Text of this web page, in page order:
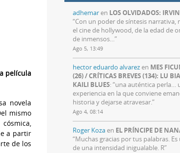
película
novela
mismo
a partir
de los
adhemaren LOS OLVIDADOS:
“Con un poder de síntesis narrativa,
el cine de hollywood, de la edad de
de inmensos…”
Ago 5, 13:49
hector eduardo alvarezen MES
(26) / CRÍTICAS BREVES (134): LU
KAILI BLUES: “una auténtica perla…
experiencia en la que conviene
historia y dejarse atravesar.”
Ago 4, 08:14
Roger Kozaen EL PRÍNCIPE DE
“Muchas gracias por tus palabras. Es
de una intensidad inigualable. R”